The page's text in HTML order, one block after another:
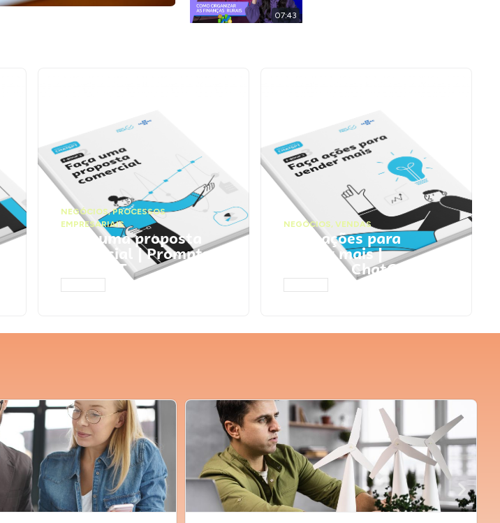
07:43
NEGÓCIOS,PROCESSOS
EMPRESARIAIS
Faça uma proposta
comercial | Prompts
ChatGPT
NEGÓCIOS, VENDAS
Faça ações para
vender mais |
Prompts ChatGPT